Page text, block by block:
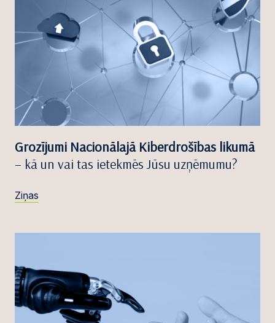
Grozījumi Nacionālajā Kiberdrošības likumā
– kā un vai tas ietekmēs Jūsu uzņēmumu?
Ziņas